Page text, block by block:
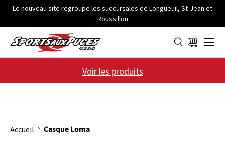
ALLER AU CONTENU
Le nouveau site regroupe les succursales de Longueuil, St-Jean et
Roussillon
Panier
Menu
Voir les produits
Accueil Casque Loma